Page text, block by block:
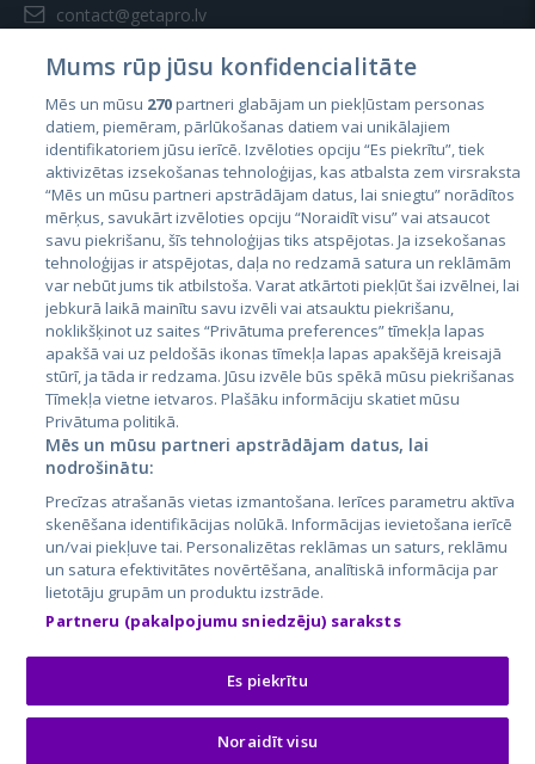
contact@getapro.lv
Valstis
Igaunija
Latvija
Lietuva
City24.lv
City24.ee
GetaPro.lv
GetaPro.ee
Skelbiu.lt
Autoplius.lt
Aruodas.lt
CVbankas.lt
Kainos.lt
Paslaugos.lt
auto24.ee
Osta.ee
KuldneBörs.ee
Mums rūp jūsu konfidencialitāte
Mēs un mūsu 270partneri glabājam un piekļūstam personas
datiem, piemēram, pārlūkošanas datiem vai unikālajiem
identifikatoriem jūsu ierīcē. Izvēloties opciju “Es piekrītu”, tiek
aktivizētas izsekošanas tehnoloģijas, kas atbalsta zem virsraksta
“Mēs un mūsu partneri apstrādājam datus, lai sniegtu” norādītos
mērķus, savukārt izvēloties opciju “Noraidīt visu” vai atsaucot
savu piekrišanu, šīs tehnoloģijas tiks atspējotas. Ja izsekošanas
tehnoloģijas ir atspējotas, daļa no redzamā satura un reklāmām
var nebūt jums tik atbilstoša. Varat atkārtoti piekļūt šai izvēlnei, lai
jebkurā laikā mainītu savu izvēli vai atsauktu piekrišanu,
noklikšķinot uz saites “Privātuma preferences” tīmekļa lapas
apakšā vai uz peldošās ikonas tīmekļa lapas apakšējā kreisajā
stūrī, ja tāda ir redzama. Jūsu izvēle būs spēkā mūsu piekrišanas
Tīmekļa vietne ietvaros. Plašāku informāciju skatiet mūsu
Privātuma politikā.
Mēs un mūsu partneri apstrādājam datus, lai
nodrošinātu:
Precīzas atrašanās vietas izmantošana. Ierīces parametru aktīva
skenēšana identifikācijas nolūkā. Informācijas ievietošana ierīcē
un/vai piekļuve tai. Personalizētas reklāmas un saturs, reklāmu
un satura efektivitātes novērtēšana, analītiskā informācija par
lietotāju grupām un produktu izstrāde.
Partneru (pakalpojumu sniedzēju) saraksts
Es piekrītu
Noraidīt visu